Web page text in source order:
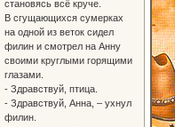
становясь всё круче.
В сгущающихся сумерках
на одной из веток сидел
филин и смотрел на Анну
своими круглыми горящими
глазами.
- Здравствуй, птица.
- Здравствуй, Анна, – ухнул
филин.